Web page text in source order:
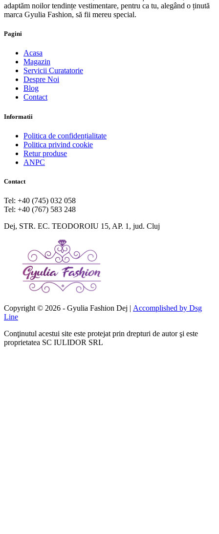
adaptăm noilor tendințe vestimentare, pentru ca tu, alegând o ținută
marca Gyulia Fashion, să fii mereu special.
Pagini
Acasa
Magazin
Servicii Curatatorie
Despre Noi
Blog
Contact
Informatii
Politica de confidențialitate
Politica privind cookie
Retur produse
ANPC
Contact
Tel: +40 (745) 032 058
Tel: +40 (767) 583 248
Dej, STR. EC. TEODOROIU 15, AP. 1, jud. Cluj
Copyright © 2026 - Gyulia Fashion Dej | Accomplished by Dsg
Line
Conţinutul acestui site este protejat prin drepturi de autor şi este
proprietatea SC IULIDOR SRL